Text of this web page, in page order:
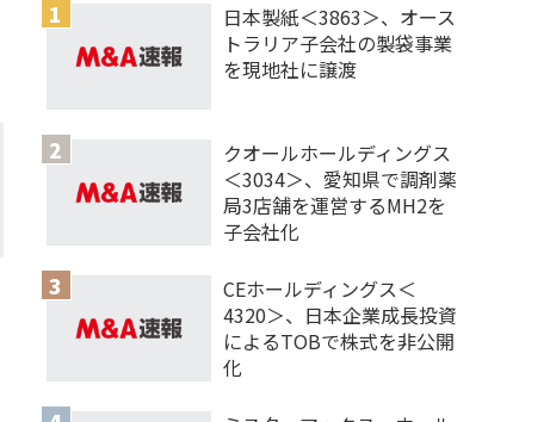
日本製紙＜3863＞、オース
トラリア子会社の製袋事業
を現地社に譲渡
クオールホールディングス
＜3034＞、愛知県で調剤薬
局3店舗を運営するMH2を
子会社化
CEホールディングス＜
4320＞、日本企業成長投資
によるTOBで株式を非公開
化